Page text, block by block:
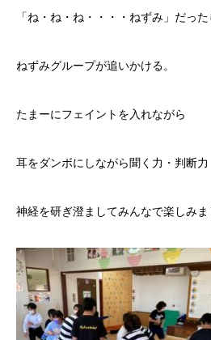
「ね・ね・ね・・・・ねずみ」だった
ねずみグループが追いかける。
たまーにフェイントを入れながら
耳をダンボにしながら聞く力・判断力
神経を研ぎ澄ましてみんなで楽しみま